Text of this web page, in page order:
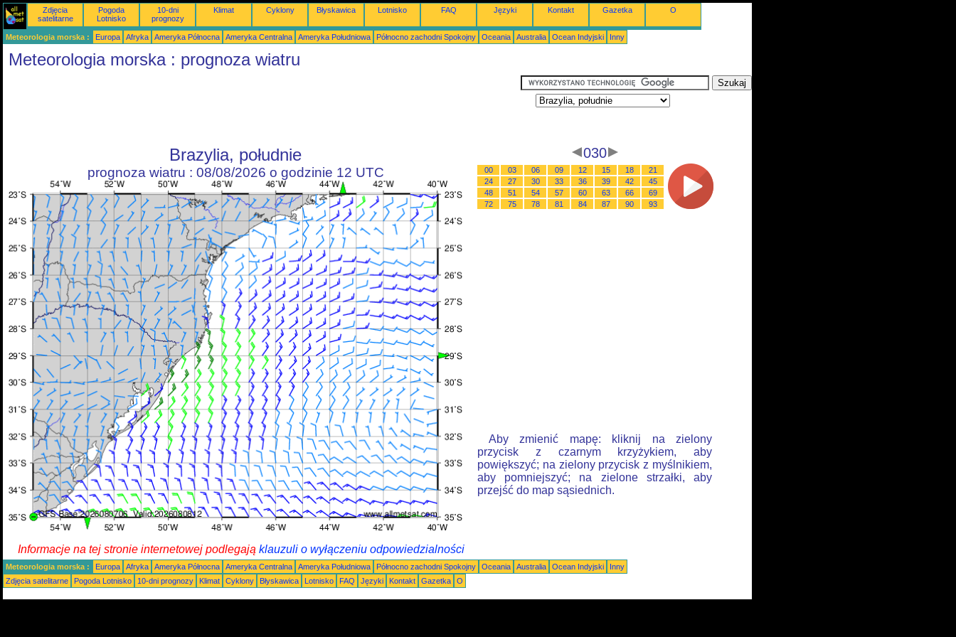
Zdjęcia
satelitarne
Pogoda
Lotnisko
10-dni
prognozy
Klimat Cyklony Błyskawica Lotnisko FAQ Języki Kontakt Gazetka O
Meteorologia morska : Europa Afryka Ameryka Północna Ameryka Centralna Ameryka Południowa Północno zachodni Spokojny Oceania Australia Ocean Indyjski Inny
Meteorologia morska : prognoza wiatru
Brazylia, południe
prognoza wiatru : 08/08/2026 o godzinie 12 UTC
030
00 03 06 09 12 15 18
21
24
27 30 33 36 39 42
45
48
51 54 57 60 63 66
69
72
75 78 81 84 87 90 93
Aby zmienić mapę: kliknij na zielony
przycisk z czarnym krzyżykiem, aby
powiększyć; na zielony przycisk z myślnikiem,
aby pomniejszyć; na zielone strzałki, aby
przejść do map sąsiednich.
Informacje na tej stronie internetowej podlegają klauzuli o wyłączeniu odpowiedzialności
Meteorologia morska : Europa Afryka Ameryka Północna Ameryka Centralna Ameryka Południowa Północno zachodni Spokojny Oceania Australia Ocean Indyjski
Inny
Zdjęcia satelitarne
Pogoda Lotnisko 10-dni prognozy Klimat Cyklony Błyskawica Lotnisko FAQ Języki Kontakt Gazetka O